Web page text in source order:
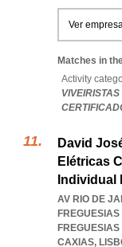
Ver
Matches in
Activity
David
Elétricas
Individual
AV RIO DE
CAXIAS,